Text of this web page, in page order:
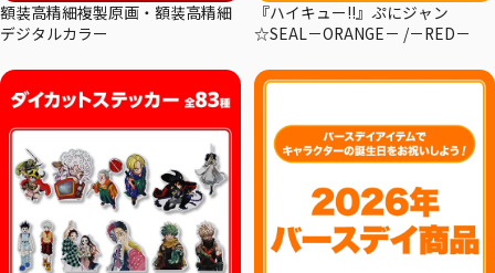
額装高精細複製原画・額装高精細
デジタルカラー
『ハイキュー!!』ぷにジャン
☆SEAL－ORANGE－ /－RED－